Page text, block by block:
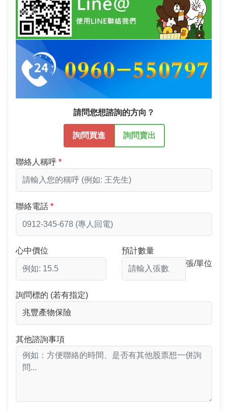
請問您想諮詢的方向？
詢問買進 詢問賣出
聯絡人稱呼
聯絡電話
心中價位
預計數量
張/單位
詢問標的 (若有指定)
其他諮詢事項